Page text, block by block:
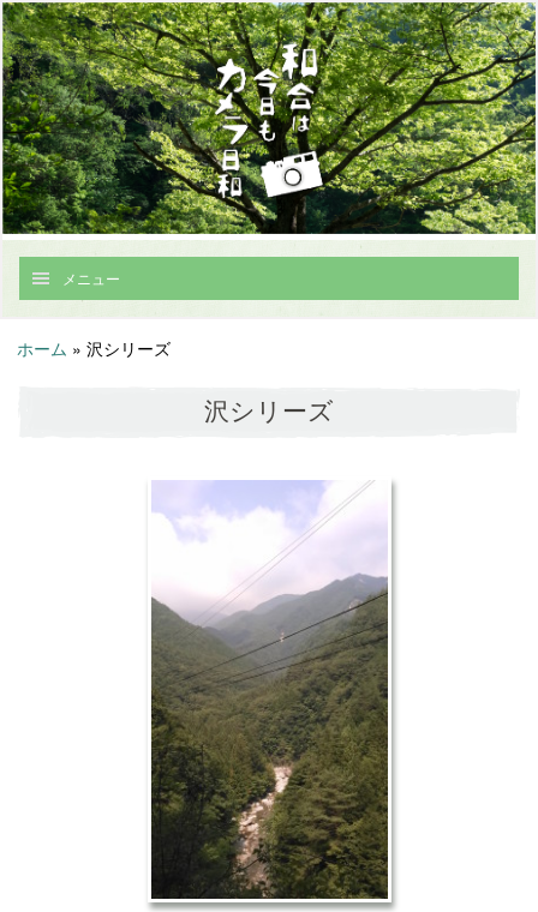
メニュー
ホーム » 沢シリーズ
沢シリーズ